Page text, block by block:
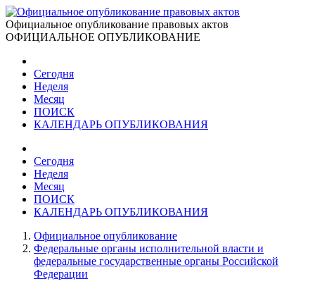
Официальное опубликование правовых актов
ОФИЦИАЛЬНОЕ ОПУБЛИКОВАНИЕ
Сегодня
Неделя
Месяц
ПОИСК
КАЛЕНДАРЬ ОПУБЛИКОВАНИЯ
Сегодня
Неделя
Месяц
ПОИСК
КАЛЕНДАРЬ ОПУБЛИКОВАНИЯ
Официальное опубликование
Федеральные органы исполнительной власти и
федеральные государственные органы Российской
Федерации